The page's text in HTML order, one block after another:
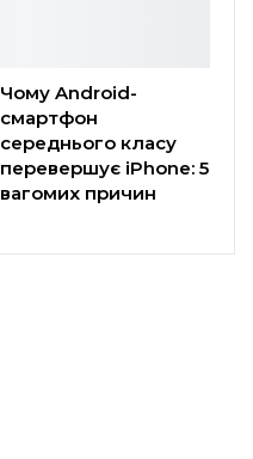
Чому Android-
смартфон
середнього класу
перевершує iPhone: 5
вагомих причин